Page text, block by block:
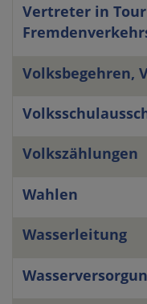
Vertreter in
Volksbegehren,
Volkszählungen
Wahlen
Wasserleitung